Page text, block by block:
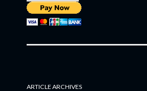
ARTICLE ARCHIVES